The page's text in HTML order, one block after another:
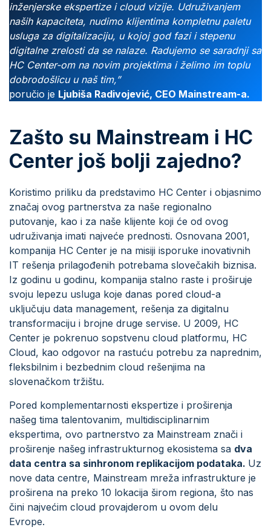
inženjerske ekspertize i cloud vizije. Udruživanjem
naših kapaciteta, nudimo klijentima kompletnu paletu
usluga za digitalizaciju, u kojoj god fazi i stepenu
digitalne zrelosti da se nalaze. Radujemo se saradnji sa
HC Center-om na novim projektima i želimo im toplu
dobrodošlicu u naš tim,”
poručio je Ljubiša Radivojević, CEO Mainstream-a.
Zašto su Mainstream i HC
Center još bolji zajedno?
Koristimo priliku da predstavimo HC Center i objasnimo
značaj ovog partnerstva za naše regionalno
putovanje, kao i za naše klijente koji će od ovog
udruživanja imati najveće prednosti. Osnovana 2001,
kompanija HC Center je na misiji isporuke inovativnih
IT rešenja prilagođenih potrebama slovečakih biznisa.
Iz godinu u godinu, kompanija stalno raste i proširuje
svoju lepezu usluga koje danas pored cloud-a
uključuju data management, rešenja za digitalnu
transformaciju i brojne druge servise. U 2009, HC
Center je pokrenuo sopstvenu cloud platformu, HC
Cloud, kao odgovor na rastuću potrebu za naprednim,
fleksbilnim i bezbednim cloud rešenjima na
slovenačkom tržištu.
Pored komplementarnosti ekspertize i proširenja
našeg tima talentovanim, multidisciplinarnim
ekspertima, ovo partnerstvo za Mainstream znači i
proširenje našeg infrastrukturnog ekosistema sa dva
data centra sa sinhronom replikacijom podataka. Uz
nove data centre, Mainstream mreža infrastrukture je
proširena na preko 10 lokacija širom regiona, što nas
čini najvećim cloud provajderom u ovom delu
Evrope.